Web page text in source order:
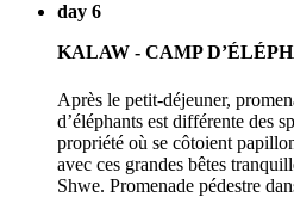
day 6
KALAW - CAMP
Après le petit-déjeuner,
d’éléphants est différente des
propriété où se côtoient
avec ces grandes bêtes
Shwe. Promenade pédestre